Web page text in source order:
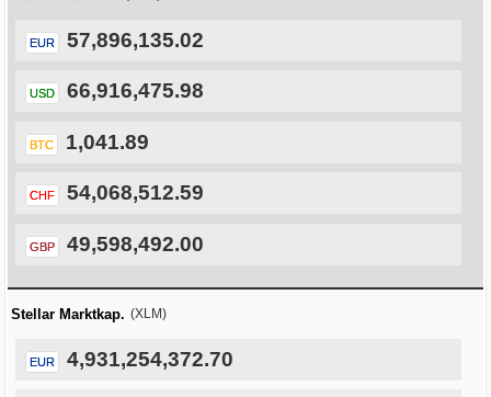
EUR 57,896,135.02
USD 66,916,475.98
BTC 1,041.89
CHF 54,068,512.59
GBP 49,598,492.00
Stellar Marktkap. (XLM)
EUR 4,931,254,372.70